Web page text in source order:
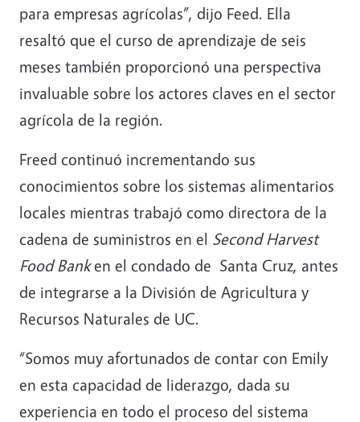
para empresas agrícolas”, dijo Feed. Ella
resaltó que el curso de aprendizaje de seis
meses también proporcionó una perspectiva
invaluable sobre los actores claves en el sector
agrícola de la región.
Freed continuó incrementando sus
conocimientos sobre los sistemas alimentarios
locales mientras trabajó como directora de la
cadena de suministros en el Second Harvest
Food Banken el condado de Santa Cruz, antes
de integrarse a la División de Agricultura y
Recursos Naturales de UC.
“Somos muy afortunados de contar con Emily
en esta capacidad de liderazgo, dada su
experiencia en todo el proceso del sistema